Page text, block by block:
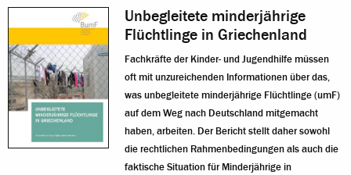
Unbegleitete minderjährige
Flüchtlinge in Griechenland
Fachkräfte der Kinder- und Jugendhilfe müssen
oft mit unzureichenden Informationen über das,
was unbegleitete minderjährige Flüchtlinge (umF)
auf dem Weg nach Deutschland mitgemacht
haben, arbeiten. Der Bericht stellt daher sowohl
die rechtlichen Rahmenbedingungen als auch die
faktische Situation für Minderjährige in